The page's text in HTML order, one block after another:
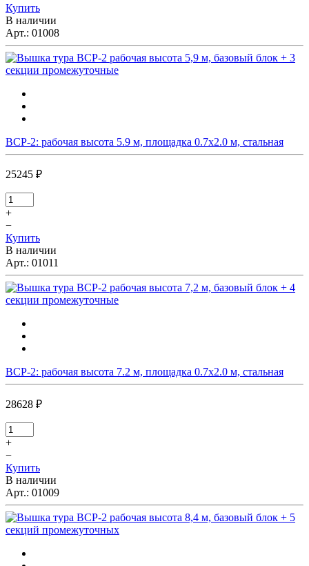
Купить
В наличии
Арт.: 01008
ВСР-2: рабочая высота 5.9 м, площадка 0.7х2.0 м, стальная
25245 ₽
+
−
Купить
В наличии
Арт.: 01011
ВСР-2: рабочая высота 7.2 м, площадка 0.7х2.0 м, стальная
28628 ₽
+
−
Купить
В наличии
Арт.: 01009